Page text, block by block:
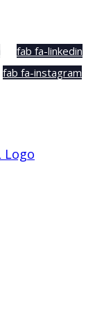
fab fa-linkedin
fab fa-instagram